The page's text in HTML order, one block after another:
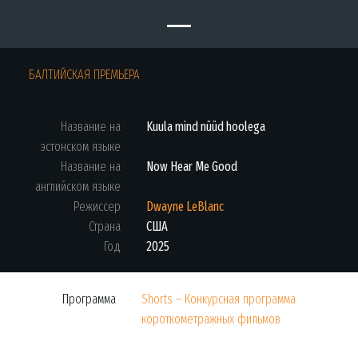
БАЛТИЙСКАЯ ПРЕМЬЕРА
Название на
эстонском языке
Kuula mind nüüd hoolega
Название на
английском языке
Now Hear Me Good
Режиссер
Dwayne LeBlanc
Страна
США
Год
2025
Программа
Shorts – Конкурсная программа
короткометражных фильмов